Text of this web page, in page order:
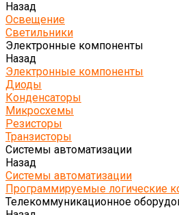
Назад
Освещение
Светильники
Электронные компоненты
Назад
Электронные компоненты
Диоды
Конденсаторы
Микросхемы
Резисторы
Транзисторы
Системы автоматизации
Назад
Системы автоматизации
Программируемые логические
Телекоммуникационное